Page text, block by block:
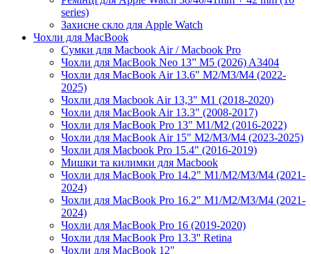
series)
Захисне скло для Apple Watch
Чохли для MacBook
Сумки для Macbook Air / Macbook Pro
Чохли для MacBook Neo 13” M5 (2026) A3404
Чохли для MacBook Air 13.6" M2/M3/М4 (2022-
2025)
Чохли для Macbook Air 13,3" M1 (2018-2020)
Чохли для MacBook Air 13.3" (2008-2017)
Чохли для MacBook Pro 13" M1/M2 (2016-2022)
Чохли для MacBook Air 15" M2/M3/M4 (2023-2025)
Чохли для Macbook Pro 15.4" (2016-2019)
Мишки та килимки для Macbook
Чохли для MacBook Pro 14.2" M1/M2/M3/M4 (2021-
2024)
Чохли для MacBook Pro 16.2" M1/M2/M3/M4 (2021-
2024)
Чохли для MacBook Pro 16 (2019-2020)
Чохли для MacBook Pro 13.3'' Retina
Чохли для MacBook 12"